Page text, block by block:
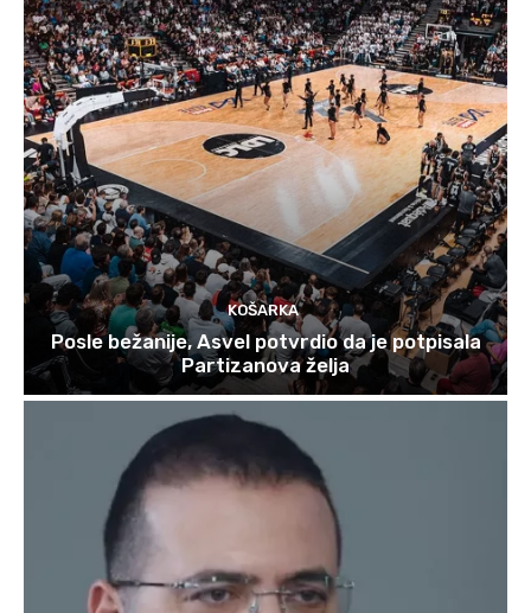
KOŠARKA
Posle bežanije, Asvel potvrdio da je potpisala
Partizanova želja